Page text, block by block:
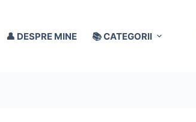
👤 DESPRE MINE 📚 CATEGORII